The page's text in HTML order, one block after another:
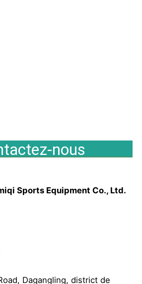
nous
Sports Equipment Co., Ltd.
Dagangling, district de